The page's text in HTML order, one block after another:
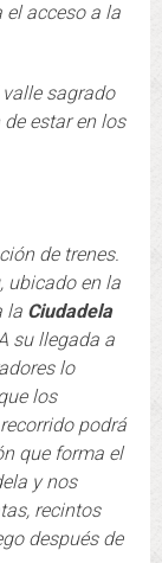
el acceso a la
sagrado
estar en los
de trenes.
ubicado en la
la Ciudadela
su llegada a
lo
los
podrá
que forma el
y nos
recintos
después de